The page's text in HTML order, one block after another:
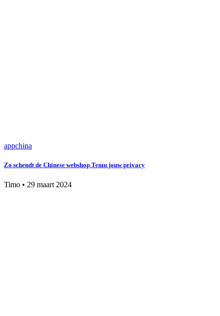
appchina
Zo schendt de Chinese webshop Temu jouw privacy
Timo • 29 maart 2024